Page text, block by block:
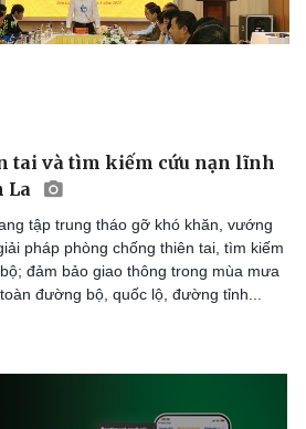
Đời sống
tai và tìm kiếm cứu nạn lĩnh
La
tập trung tháo gỡ khó khăn, vướng
pháp phòng chống thiên tai, tìm kiếm
đảm bảo giao thông trong mùa mưa
đường bộ, quốc lộ, đường tỉnh...